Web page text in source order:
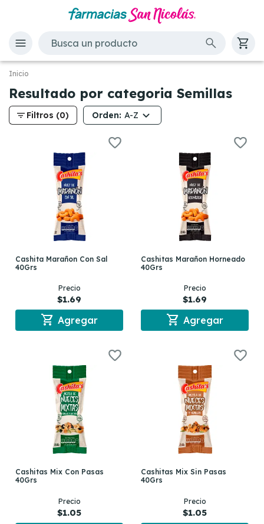
Inicio
Resultado por categoria Semillas
filter_list Filtros (0) Orden: A-Z
Cashita Marañon Con Sal
40Grs
Precio
$1.69
shopping_cart Agregar
Cashitas Marañon Horneado
40Grs
Precio
$1.69
shopping_cart Agregar
Cashitas Mix Con Pasas
40Grs
Precio
$1.05
Cashitas Mix Sin Pasas
40Grs
Precio
$1.05